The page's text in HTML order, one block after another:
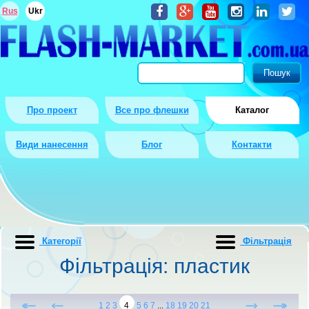
Про проект Все про флешки Каталог
Види нанесення Блог Контакти
Rus Ukr
Фiльтрацiя: пластик
1 2 3 4 5 6 7 ... 18 19 20 21
Категорії Фiльтрацiя